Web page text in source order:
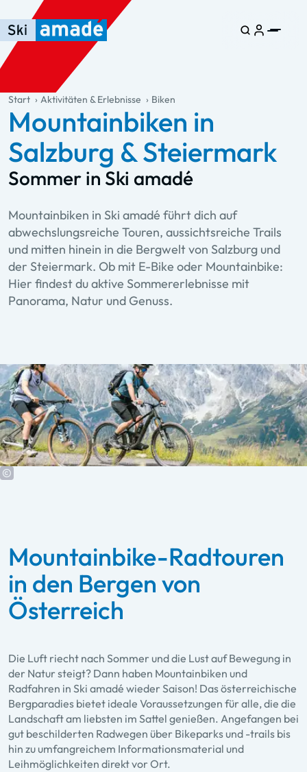
Zum Haupt-Inhalt springen
Springe zur Tabelle
Zur Haupt-Navigation springen
general.table-of-content
Start Aktivitäten & Erlebnisse Biken
Mountainbiken in
Salzburg & Steiermark
Sommer in Ski amadé
Mountainbiken in Ski amadé führt dich auf
abwechslungsreiche Touren, aussichtsreiche Trails
und mitten hinein in die Bergwelt von Salzburg und
der Steiermark. Ob mit E-Bike oder Mountainbike:
Hier findest du aktive Sommererlebnisse mit
Panorama, Natur und Genuss.
Mountainbike-Radtouren
in den Bergen von
Österreich
Die Luft riecht nach Sommer und die Lust auf Bewegung in
der Natur steigt? Dann haben Mountainbiken und
Radfahren in Ski amadé wieder Saison! Das österreichische
Bergparadies bietet ideale Voraussetzungen für alle, die die
Landschaft am liebsten im Sattel genießen. Angefangen bei
gut beschilderten Radwegen über Bikeparks und -trails bis
hin zu umfangreichem Informationsmaterial und
Leihmöglichkeiten direkt vor Ort.